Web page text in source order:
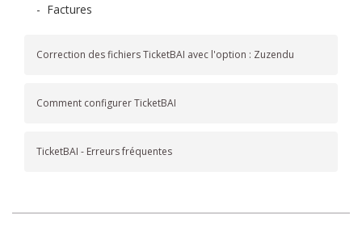
- Factures
Correction des fichiers TicketBAI avec l'option : Zuzendu
Comment configurer TicketBAI
TicketBAI - Erreurs fréquentes